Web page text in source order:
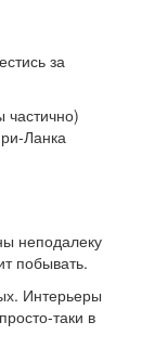
за
частично)
Ланка
неподалеку
побывать.
Интерьеры
таки в